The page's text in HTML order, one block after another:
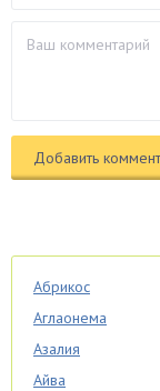
Абрикос
Аглаонема
Азалия
Айва